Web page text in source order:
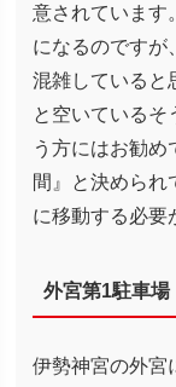
意されています
になるのですが
混雑していると
と空いているそ
う方にはお勧
間』と決められ
に移動する必要
外宮第1駐車場
伊勢神宮の外宮